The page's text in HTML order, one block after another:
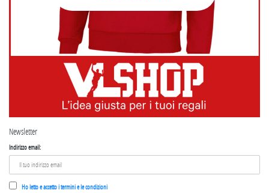
Newsletter
Indirizzo email:
Ho letto e accetto i termini e le condizioni